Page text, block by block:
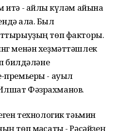
- айлыҡ күләм айына
ҡала. Был
төп факторы.
менән хеҙмәттәшлек
билдәләне
премьеры - ауыл
Фәзрахманов.
технологик тәьмин
төп маҡсаты - Рәсәйҙең